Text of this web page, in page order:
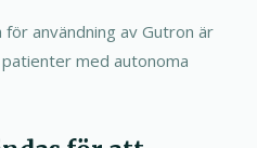
användning av Gutron är
med autonoma